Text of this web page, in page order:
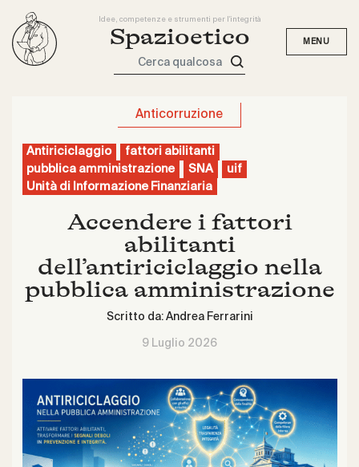
Idee, competenze e strumenti per l'integrità
Spazioetico
Cerca qualcosa
Anticorruzione
Antiriciclaggio
fattori abilitanti
pubblica amministrazione
SNA
uif
Unità di Informazione Finanziaria
Accendere i fattori
abilitanti
dell’antiriciclaggio nella
pubblica amministrazione
Scritto da: Andrea Ferrarini
9 Luglio 2026